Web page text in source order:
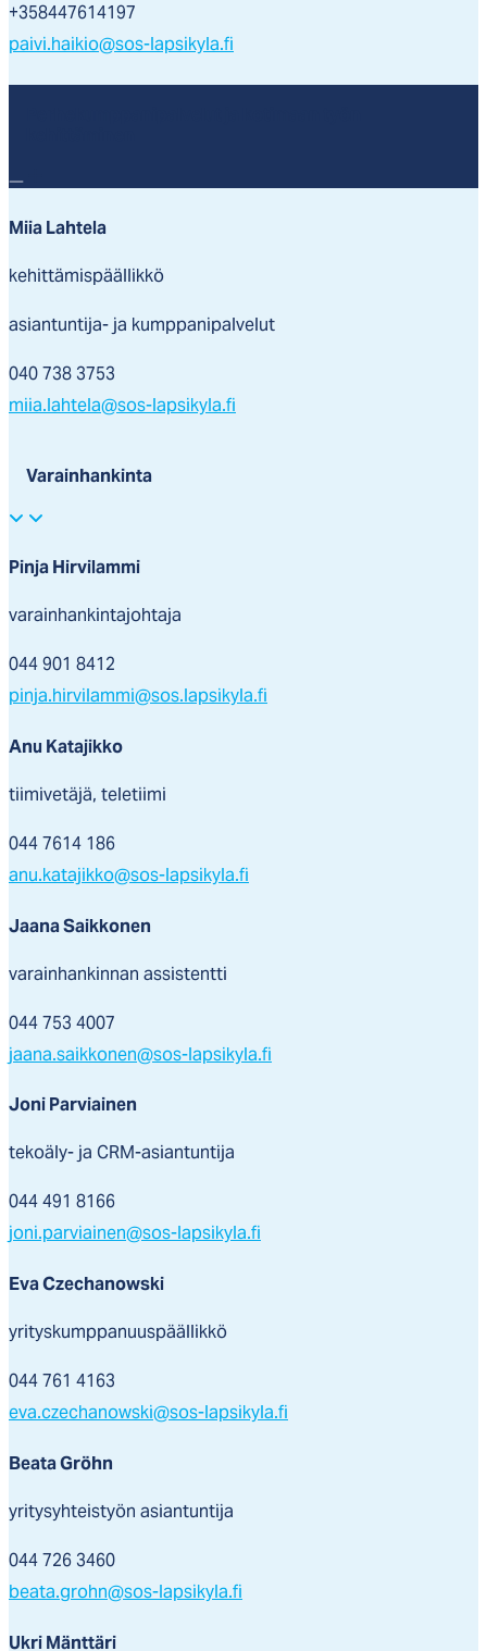
+358447614197
paivi.haikio@sos-lapsikyla.fi
Miia Lahtela
kehittämispäällikkö
asiantuntija- ja kumppanipalvelut
040 738 3753
miia.lahtela@sos-lapsikyla.fi
Varainhankinta
Pinja Hirvilammi
varainhankintajohtaja
044 901 8412
pinja.hirvilammi@sos.lapsikyla.fi
Anu Katajikko
tiimivetäjä, teletiimi
044 7614 186
anu.katajikko@sos-lapsikyla.fi
Jaana Saikkonen
varainhankinnan assistentti
044 753 4007
jaana.saikkonen@sos-lapsikyla.fi
Joni Parviainen
tekoäly- ja CRM-asiantuntija
044 491 8166
joni.parviainen@sos-lapsikyla.fi
Eva Czechanowski
yrityskumppanuuspäällikkö
044 761 4163
eva.czechanowski@sos-lapsikyla.fi
Beata Gröhn
yritysyhteistyön asiantuntija
044 726 3460
beata.grohn@sos-lapsikyla.fi
Ukri Mänttäri